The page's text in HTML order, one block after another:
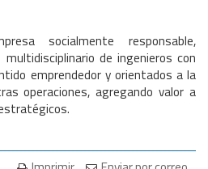
socialmente responsable,
de ingenieros con
emprendedor y orientados a la
operaciones, agregando valor a